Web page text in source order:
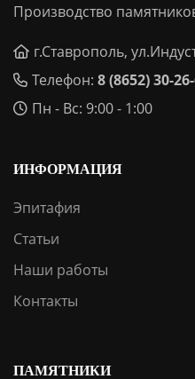
Производство
г.Ставрополь,
Телефон: 8 (8652) 30-
Пн - Вс: 9:00 - 1:00
ИНФОРМАЦИЯ
Эпитафия
Статьи
Наши работы
Контакты
ПАМЯТНИКИ